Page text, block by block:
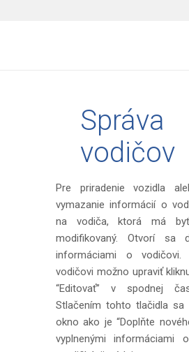
Správa
vodičov
Pre priradenie vozidla
vymazanie informácií o
na vodiča, ktorá má
modifikovaný. Otvorí sa
informáciami o
vodičovi možno upraviť
“Editovať” v spodnej
Stlačením tohto tlačidla sa
okno ako je “Doplňte
vyplnenými informáciami